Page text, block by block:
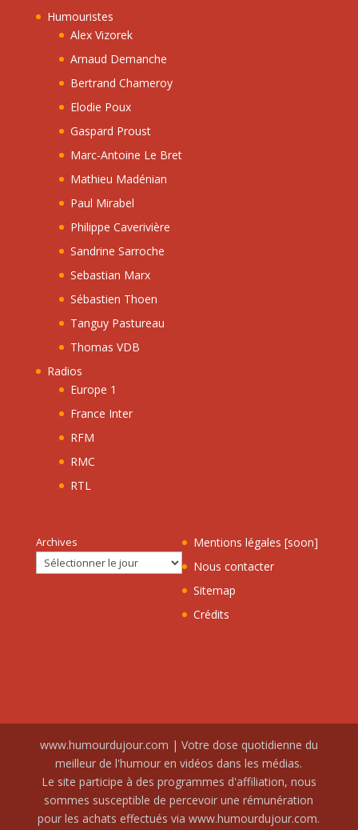
Humouristes
Alex Vizorek
Arnaud Demanche
Bertrand Chameroy
Elodie Poux
Gaspard Proust
Marc-Antoine Le Bret
Mathieu Madénian
Paul Mirabel
Philippe Caverivière
Sandrine Sarroche
Sebastian Marx
Sébastien Thoen
Tanguy Pastureau
Thomas VDB
Radios
Europe 1
France Inter
RFM
RMC
RTL
Archives
Mentions légales [soon]
Nous contacter
Sitemap
Crédits
www.humourdujour.com | Votre dose quotidienne du
meilleur de l'humour en vidéos dans les médias.
Le site participe à des programmes d'affiliation, nous
sommes susceptible de percevoir une rémunération
pour les achats effectués via www.humourdujour.com.